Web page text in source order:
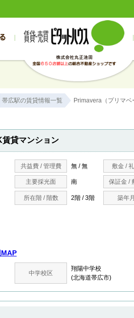
物件一覧
一戸建て
マンション
帯広の1000万円以下
帯広の1000万～2000万円
物件一覧
一戸建て
マンション
旭川の1000万円以下
旭川の1000万～2000万円
スタッフブログ お客様
売却のお問合せ 入居者様専用
帯広駅の賃貸情報一覧 Primavera（プリマ
貸マンション
共益費 / 管理費 無 / 無 敷金 /
主要採光面 南 保証金 /
所在階 / 階数 2階 / 3階 築年月
中学校区
翔陽中学校
(北海道帯広市)